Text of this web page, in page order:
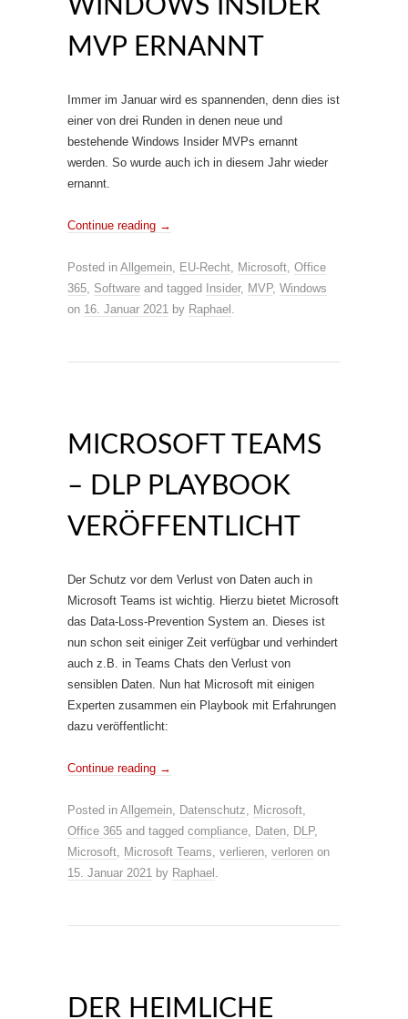
WINDOWS INSIDER
MVP ERNANNT
Immer im Januar wird es spannenden, denn dies ist
einer von drei Runden in denen neue und
bestehende Windows Insider MVPs ernannt
werden. So wurde auch ich in diesem Jahr wieder
ernannt.
Continue reading →
Posted in Allgemein, EU-Recht, Microsoft, Office
365, Software and tagged Insider, MVP, Windows
on 16. Januar 2021 by Raphael .
MICROSOFT TEAMS
– DLP PLAYBOOK
VERÖFFENTLICHT
Der Schutz vor dem Verlust von Daten auch in
Microsoft Teams ist wichtig. Hierzu bietet Microsoft
das Data-Loss-Prevention System an. Dieses ist
nun schon seit einiger Zeit verfügbar und verhindert
auch z.B. in Teams Chats den Verlust von
sensiblen Daten. Nun hat Microsoft mit einigen
Experten zusammen ein Playbook mit Erfahrungen
dazu veröffentlicht:
Continue reading →
Posted in Allgemein, Datenschutz, Microsoft,
Office 365 and tagged compliance, Daten, DLP,
Microsoft, Microsoft Teams, verlieren, verloren on
15. Januar 2021 by Raphael .
DER HEIMLICHE